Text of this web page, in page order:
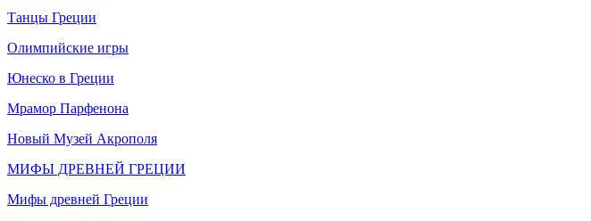
Танцы Греции
Олимпийские игры
Юнеско в Греции
Мрамор Парфенона
Новый Музей Акрополя
МИФЫ ДРЕВНЕЙ ГРЕЦИИ
Мифы древней Греции